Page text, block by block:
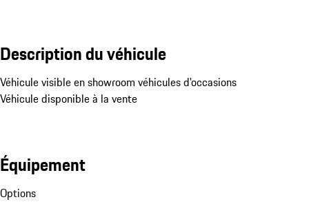
Description du véhicule
Véhicule visible en showroom véhicules d'occasions
Véhicule disponible à la vente
Équipement
Options